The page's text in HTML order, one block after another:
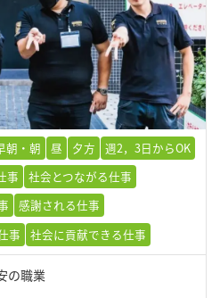
朝・朝 昼 夕方
週2，3日からOK
事
社会とつながる仕事
感謝される仕事
事
社会に貢献できる仕事
の職業